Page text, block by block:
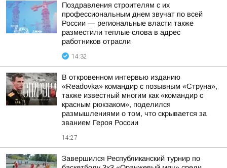
Поздравления строителям с их
профессиональным днем звучат по всей
России — региональные власти также
разместили теплые слова в адрес
работников отрасли
14:32
В откровенном интервью изданию
«Readovka» командир с позывным «Струна»,
также известный многим как «командир с
красным рюкзаком», поделился
размышлениями о том, что скрывается за
званием Героя России
14:27
Завершился Республиканский турнир по